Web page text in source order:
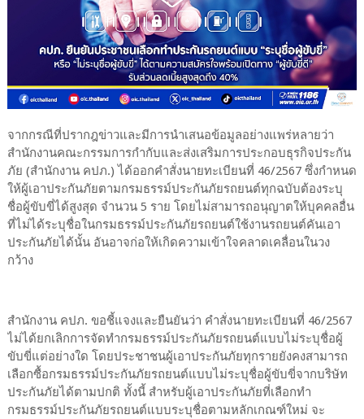
จากกรณีที่ปรากฎข่าวและมีการนำเสนอข้อมูลอย่างแพร่หลายว่า
สำนักงานคณะกรรมการกำกับและส่งเสริมการประกอบธุรกิจประกัน
ภัย (สำนักงาน คปภ.) ได้ออกคำสั่งนายทะเบียนที่ 46/2567 ซึ่งกำหนด
ให้ผู้เอาประกันภัยตามกรมธรรม์ประกันภัยรถยนต์ทุกฉบับต้องระบุ
ชื่อผู้ขับขี่ได้สูงสุด จำนวน 5 ราย โดยไม่สามารถอนุญาตให้บุคคลอื่น
ที่ไม่ได้ระบุชื่อในกรมธรรม์ประกันภัยรถยนต์ใช้งานรถยนต์คันเอา
ประกันภัยได้นั้น อันอาจก่อให้เกิดความเข้าใจคลาดเคลื่อนในวง
กว้าง
สำนักงาน คปภ. ขอชี้แจงและยืนยันว่า คำสั่งนายทะเบียนที่ 46/2567
ไม่ได้ยกเลิกการจัดทำกรมธรรม์ประกันภัยรถยนต์แบบไม่ระบุชื่อผู้
ขับขี่แต่อย่างใด โดยประชาชนผู้เอาประกันภัยทุกรายยังคงสามารถ
เลือกซื้อกรมธรรม์ประกันภัยรถยนต์แบบไม่ระบุชื่อผู้ขับขี่จากบริษัท
ประกันภัยได้ตามปกติ ทั้งนี้ สำหรับผู้เอาประกันภัยที่เลือกทำ
กรมธรรม์ประกันภัยรถยนต์แบบระบุชื่อตามหลักเกณฑ์ใหม่ จะ